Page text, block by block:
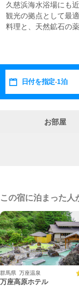
久慈浜海水浴場にも
観光の拠点として最
料理と、天然鉱石の
日付を指定-1泊
お部屋
この宿に泊まった人
群馬県 万座温泉
万座高原ホテル